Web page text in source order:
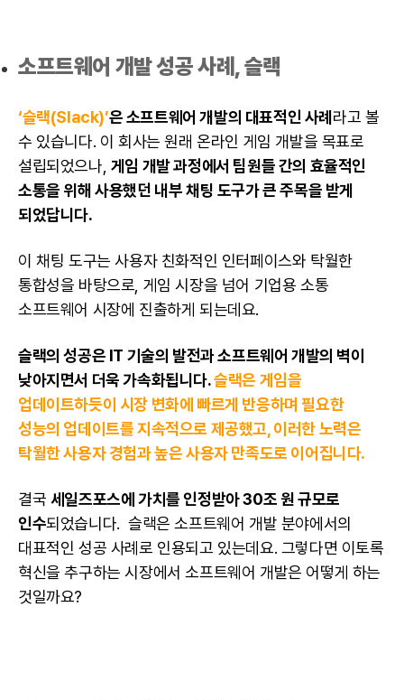
소프트웨어 개발 성공 사례, 슬랙
‘슬랙(Slack)’은 소프트웨어 개발의 대표적인 사례 라고 볼
수 있습니다. 이 회사는 원래 온라인 게임 개발을 목표로
설립되었으나, 게임 개발 과정에서 팀원들 간의 효율적인
소통을 위해 사용했던 내부 채팅 도구가 큰 주목을 받게
되었답니다.
이 채팅 도구는 사용자 친화적인 인터페이스와 탁월한
통합성을 바탕으로, 게임 시장을 넘어 기업용 소통
소프트웨어 시장에 진출하게 되는데요.
슬랙의 성공은 IT 기술의 발전과 소프트웨어 개발의 벽이
낮아지면서 더욱 가속화됩니다.슬랙은 게임을
업데이트하듯이 시장 변화에 빠르게 반응하며 필요한
성능의 업데이트를 지속적으로 제공했고, 이러한 노력은
탁월한 사용자 경험과 높은 사용자 만족도로 이어집니다.
결국 세일즈포스에 가치를 인정받아 30조 원 규모로
인수되었습니다. 슬랙은 소프트웨어 개발 분야에서의
대표적인 성공 사례로 인용되고 있는데요. 그렇다면 이토록
혁신을 추구하는 시장에서 소프트웨어 개발은 어떻게 하는
것일까요?